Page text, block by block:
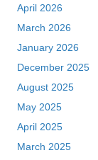
April 2026
March 2026
January 2026
December 2025
August 2025
May 2025
April 2025
March 2025